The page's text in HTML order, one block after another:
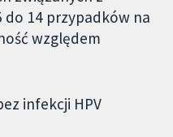
do 14 przypadków na
względem
infekcji HPV